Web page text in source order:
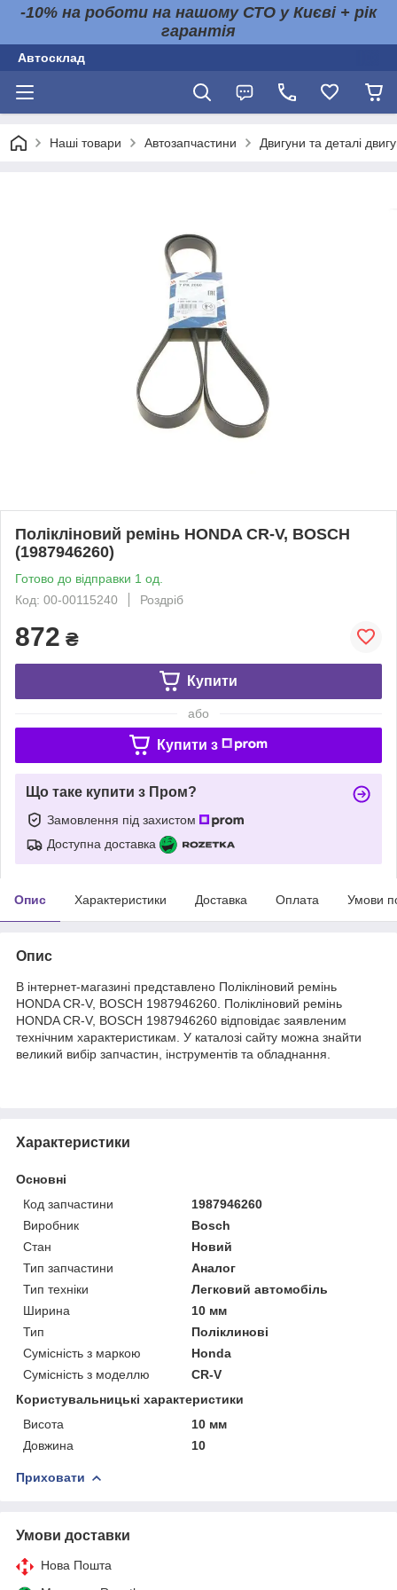
-10% на роботи на нашому СТО у Києві + рік
гарантія
Автосклад
Наші товари Автозапчастини Двигуни та деталі
Полікліновий ремінь HONDA CR-V, BOSCH
(1987946260)
Готово до відправки 1 од.
Код: 00-00115240
Роздріб
872 ₴
Купити
або
Купити з
Що таке купити з Пром?
Замовлення під захистом
Доступна доставка
Опис Характеристики Доставка Оплата Умови
Опис
В інтернет-магазині представлено Полікліновий ремінь
HONDA CR-V, BOSCH 1987946260. Полікліновий ремінь
HONDA CR-V, BOSCH 1987946260 відповідає заявленим
технічним характеристикам. У каталозі сайту можна знайти
великий вибір запчастин, інструментів та обладнання.
Характеристики
Основні
Код запчастини
1987946260
Виробник
Bosch
Стан
Новий
Тип запчастини
Аналог
Тип техніки
Легковий автомобіль
Ширина
10 мм
Тип
Поліклинові
Сумісність з маркою
Honda
Сумісність з моделлю
CR-V
Користувальницькі характеристики
Висота
10 мм
Довжина
10
Приховати
Умови доставки
Нова Пошта